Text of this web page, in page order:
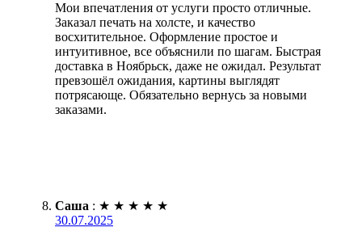
Мои впечатления от услуги просто отличные.
Заказал печать на холсте, и качество
восхитительное. Оформление простое и
интуитивное, все объяснили по шагам. Быстрая
доставка в Ноябрьск, даже не ожидал. Результат
превзошёл ожидания, картины выглядят
потрясающе. Обязательно вернусь за новыми
заказами.
Саша : ★ ★ ★ ★ ★
30.07.2025